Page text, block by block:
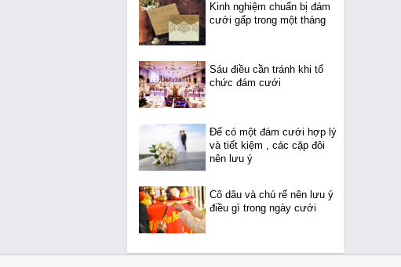
Kinh nghiệm chuẩn bị đám
cưới gấp trong một tháng
Sáu điều cần tránh khi tổ
chức đám cưới
Để có một đám cưới hợp lý
và tiết kiệm , các cặp đôi
nên lưu ý
Cô dâu và chú rể nên lưu ý
điều gì trong ngày cưới